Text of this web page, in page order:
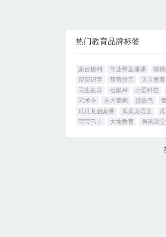
热门教育品牌标签
蒙台梭利 作业帮直播课 核
帮帮识字
帮帮拼音 天立教育
民生教育
松鼠AI 小爱科技
艺术伞
东方童画 缤纷鸟
瓜瓜龙启蒙课
瓜瓜龙语文
宝宝巴士
大地教育 腾讯课堂